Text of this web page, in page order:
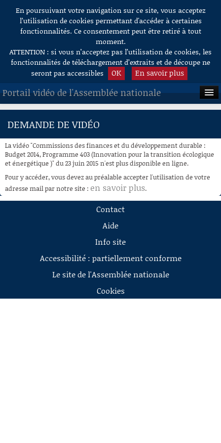
Aller au contenu
En poursuivant votre navigation sur ce site, vous acceptez
l’utilisation de cookies permettant d'accéder à certaines
fonctionnalités. Ce consentement peut être retiré à tout
moment.
ATTENTION : si vous n’acceptez pas l’utilisation de cookies, les
fonctionnalités de téléchargement d’extraits et de découpe ne
seront pas accessibles
OK En savoir plus
Portail vidéo de l'Assemblée nationale
ACCUEIL
À LA DEMANDE
RECHERCHE
AIDE À LA DÉCOUPE
DE VIDÉOS
DEMANDE DE VIDÉO
La vidéo "Commissions des finances et du développement durable :
Budget 2014, Programme 403 (Innovation pour la transition écologique
et énergétique )" du 23 juin 2015 n'est plus disponible en ligne.
Pour y accéder, vous devez au préalable accepter l'utilisation de votre
adresse mail par notre site : en savoir plus.
Contact
Aide
Info site
Accessibilité : partiellement conforme
Le site de l'Assemblée nationale
Cookies